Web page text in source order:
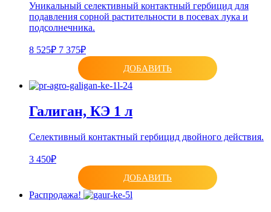
Уникальный селективный контактный гербицид для
подавления сорной растительности в посевах лука и
подсолнечника.
8 525₽ 7 375₽
ДОБАВИТЬ
Галиган, КЭ 1 л
Селективный контактный гербицид двойного действия.
3 450₽
ДОБАВИТЬ
Распродажа!